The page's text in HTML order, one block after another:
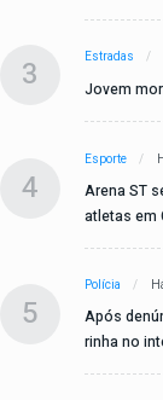
3 Estradas
Jovem
4
Esporte
Arena ST
atletas em
5
Polícia
Após
rinha no